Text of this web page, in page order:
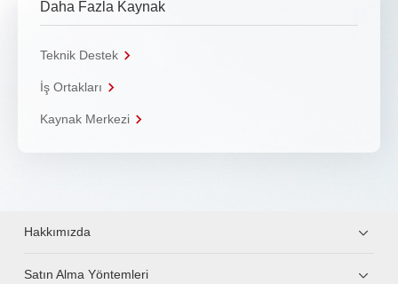
Daha Fazla Kaynak
Teknik Destek
İş Ortakları
Kaynak Merkezi
Hakkımızda
Satın Alma Yöntemleri